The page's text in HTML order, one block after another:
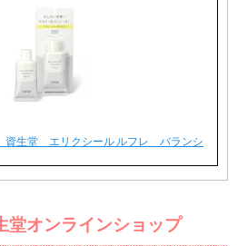
資生堂 エリクシール ルフレ バランシ
オンラインショップ